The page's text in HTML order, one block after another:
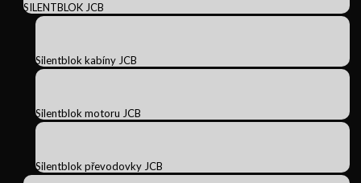
SILENTBLOK JCB
Silentblok kabíny JCB
Silentblok motoru JCB
Silentblok převodovky JCB